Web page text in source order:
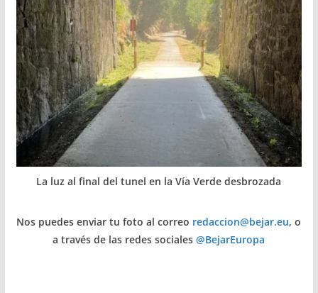
La luz al final del tunel en la Vía Verde desbrozada
Nos puedes enviar tu foto al correo redaccion@bejar.eu, o
a través de las redes sociales@BejarEuropa